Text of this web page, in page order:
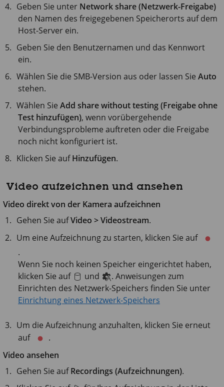
Geben Sie unter Network share (Netzwerk-Freigabe)
den Namen des freigegebenen Speicherorts auf dem
Host-Server ein.
Geben Sie den Benutzernamen und das Kennwort
ein.
Wählen Sie die SMB-Version aus oder lassen SieAuto
stehen.
Wählen SieAdd share without testing (Freigabe ohne
Test hinzufügen), wenn vorübergehende
Verbindungsprobleme auftreten oder die Freigabe
noch nicht konfiguriert ist.
Klicken Sie aufHinzufügen.
Video aufzeichnen und ansehen
Video direkt von der Kamera aufzeichnen
Gehen Sie aufVideo > Videostream.
Um eine Aufzeichnung zu starten, klicken Sie auf
.
Wenn Sie noch keinen Speicher eingerichtet haben,
klicken Sie auf
und
. Anweisungen zum
Einrichten des Netzwerk-Speichers finden Sie unter
Einrichtung eines Netzwerk-Speichers
Um die Aufzeichnung anzuhalten, klicken Sie erneut
auf
.
Video ansehen
Gehen Sie aufRecordings (Aufzeichnungen).